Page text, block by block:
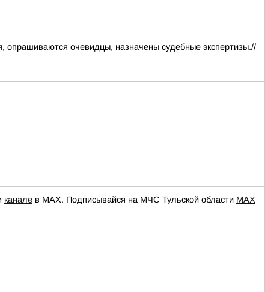
очевидцы, назначены судебные экспертизы.//
канале в МАХ. Подписывайся на МЧС Тульской области MAX